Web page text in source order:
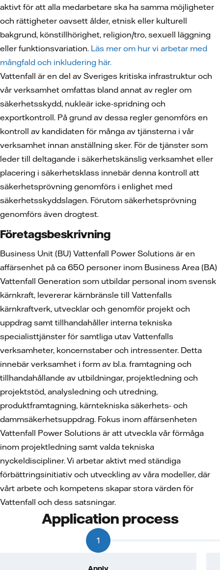
aktivt för att alla medarbetare ska ha samma möjligheter
och rättigheter oavsett ålder, etnisk eller kulturell
bakgrund, könstillhörighet, religion/tro, sexuell läggning
eller funktionsvariation. Läs mer om hur vi arbetar med
mångfald och inkludering här.
Vattenfall är en del av Sveriges kritiska infrastruktur och
vår verksamhet omfattas bland annat av regler om
säkerhetsskydd, nukleär icke-spridning och
exportkontroll. På grund av dessa regler genomförs en
kontroll av kandidaten för många av tjänsterna i vår
verksamhet innan anställning sker. För de tjänster som
leder till deltagande i säkerhetskänslig verksamhet eller
placering i säkerhetsklass innebär denna kontroll att
säkerhetsprövning genomförs i enlighet med
säkerhetsskyddslagen. Förutom säkerhetsprövning
genomförs även drogtest.
Företagsbeskrivning
Business Unit (BU) Vattenfall Power Solutions är en
affärsenhet på ca 650 personer inom Business Area (BA)
Vattenfall Generation som utbildar personal inom svensk
kärnkraft, levererar kärnbränsle till Vattenfalls
kärnkraftverk, utvecklar och genomför projekt och
uppdrag samt tillhandahåller interna tekniska
specialisttjänster för samtliga utav Vattenfalls
verksamheter, koncernstaber och intressenter. Detta
innebär verksamhet i form av bl.a. framtagning och
tillhandahållande av utbildningar, projektledning och
projektstöd, analysledning och utredning,
produktframtagning, kärntekniska säkerhets- och
dammsäkerhetsuppdrag. Fokus inom affärsenheten
Vattenfall Power Solutions är att utveckla vår förmåga
inom projektledning samt valda tekniska
nyckeldiscipliner. Vi arbetar aktivt med ständiga
förbättringsinitiativ och utveckling av våra modeller, där
vårt arbete och kompetens skapar stora värden för
Vattenfall och dess satsningar.
Application process
1